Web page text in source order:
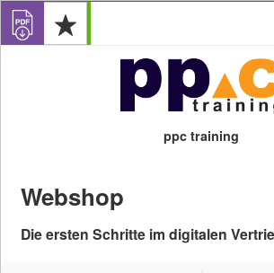
Angebote
ppc training
Webshop
Die ersten Schritte im digitalen